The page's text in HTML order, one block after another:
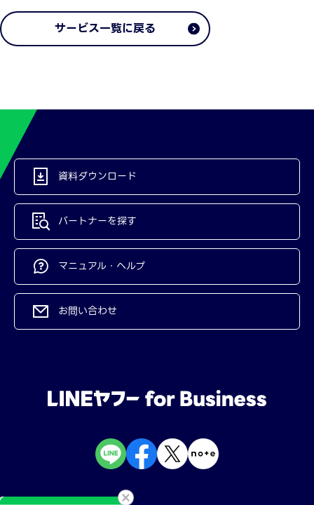
サービス一覧に戻る
資料ダウンロード
パートナーを探す
マニュアル・ヘルプ
お問い合わせ